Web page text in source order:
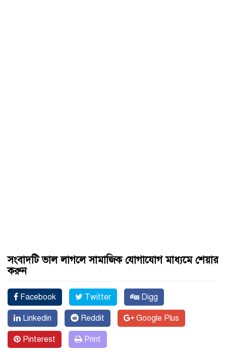
সংবাদটি ভাল লাগলে সামাজিক যোগাযোগ মাধ্যমে শেয়ার
করুন
Facebook Twitter Digg
Linkedin Reddit Google Plus
Pinterest Print